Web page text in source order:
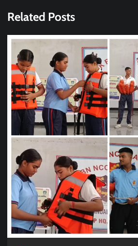
Related Posts